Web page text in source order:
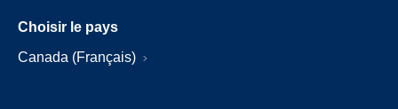
Choisir le pays
Canada (Français)